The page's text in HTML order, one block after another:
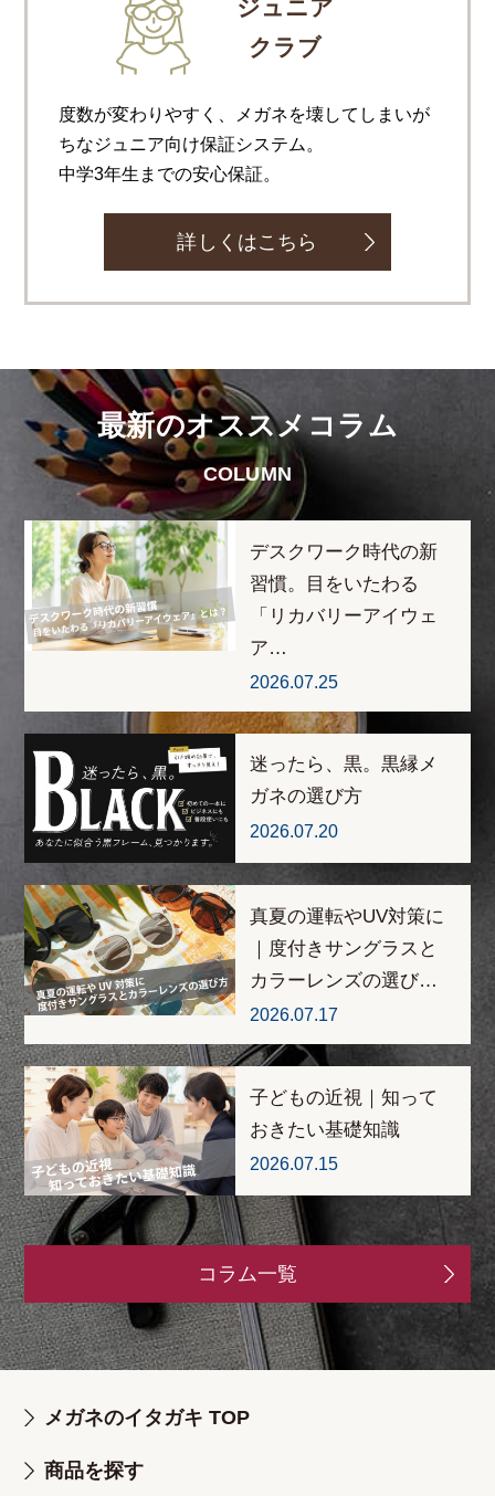
ジュニア
クラブ
度数が変わりやすく、メガネを壊してしまいが
ちなジュニア向け保証システム。
中学3年生までの安心保証。
詳しくはこちら
最新のオススメコラム
COLUMN
デスクワーク時代の新
習慣。目をいたわる
「リカバリーアイウェ
ア…
2026.07.25
迷ったら、黒。黒縁メ
ガネの選び方
2026.07.20
真夏の運転やUV対策に
｜度付きサングラスと
カラーレンズの選び…
2026.07.17
子どもの近視｜知って
おきたい基礎知識
2026.07.15
コラム一覧
メガネのイタガキ TOP
商品を探す